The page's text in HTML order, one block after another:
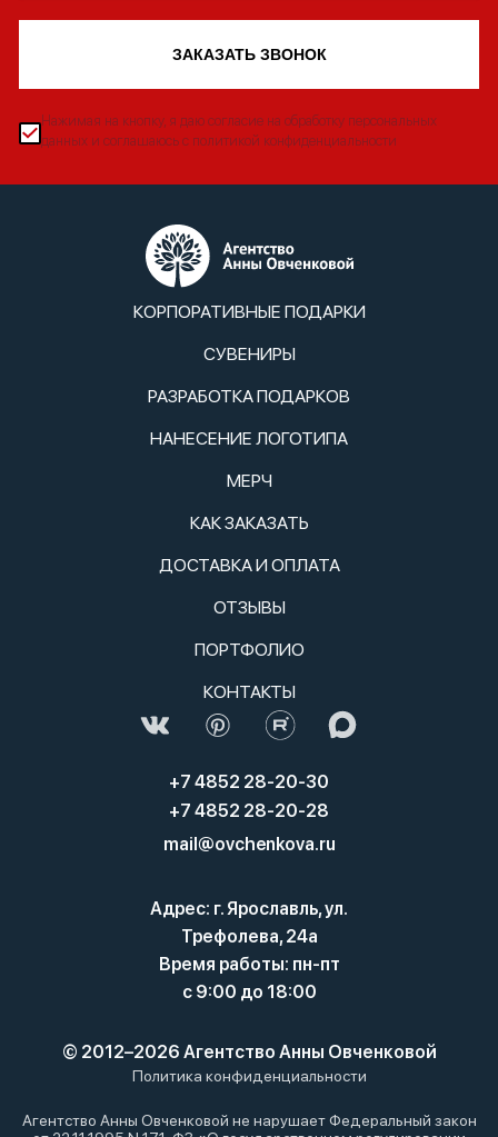
ЗАКАЗАТЬ ЗВОНОК
Нажимая на кнопку, я даю согласие на обработку персональных
данных и соглашаюсь с политикой конфиденциальности
КОРПОРАТИВНЫЕ ПОДАРКИ
СУВЕНИРЫ
РАЗРАБОТКА ПОДАРКОВ
НАНЕСЕНИЕ ЛОГОТИПА
МЕРЧ
КАК ЗАКАЗАТЬ
ДОСТАВКА И ОПЛАТА
ОТЗЫВЫ
ПОРТФОЛИО
КОНТАКТЫ
+7 4852 28-20-30
+7 4852 28-20-28
mail@ovchenkova.ru
Адрес: г. Ярославль, ул.
Трефолева, 24а
Время работы: пн-пт
с 9:00 до 18:00
Политика конфиденциальности
© 2012–2026 Агентство Анны Овченковой
Агентство Анны Овченковой не нарушает Федеральный закон